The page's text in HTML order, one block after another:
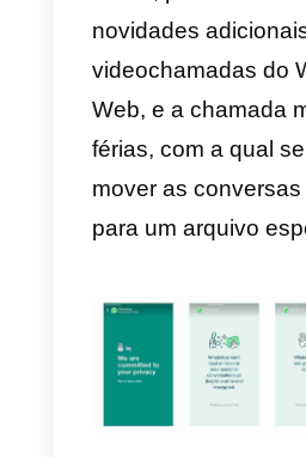
aceitar os
possibilidade
próprias
as implicações
Estas
política